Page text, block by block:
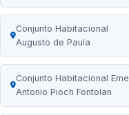
Conjunto Habitacional
Augusto de Paula
Conjunto Habitacional Eme
Antonio Pioch Fontolan